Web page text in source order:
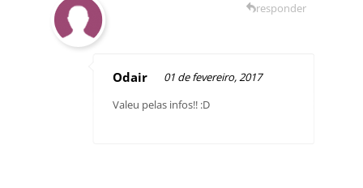
Odair
01 de fevereiro, 2017
Valeu pelas infos!! :D
responder